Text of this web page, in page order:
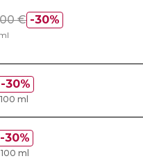
30%
€
30%
ml
30%
ml